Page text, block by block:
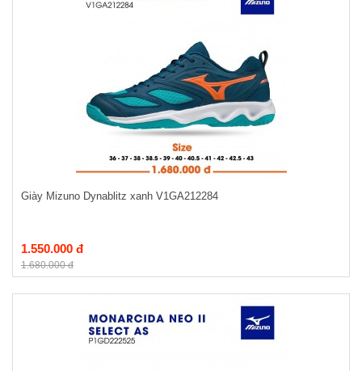
Giày Mizuno Dynablitz xanh V1GA212284
1.550.000 đ
1.680.000 đ